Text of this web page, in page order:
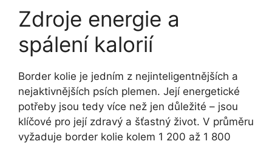
Zdroje energie a
spálení kalorií
Border kolie je jedním z nejinteligentnějších a
nejaktivnějších psích plemen. Její energetické
potřeby jsou tedy více než jen důležité – jsou
klíčové pro její zdravý a šťastný život. V průměru
vyžaduje border kolie kolem 1 200 až 1 800